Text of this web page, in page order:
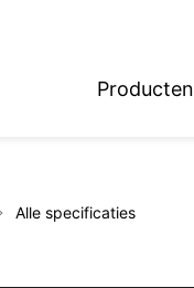
Producten
Alle specificaties